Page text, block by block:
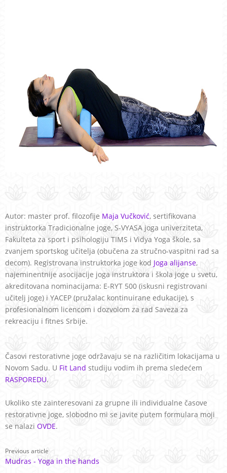
Autor: master prof. filozofije Maja Vučković, sertifikovana
instruktorka Tradicionalne joge, S-VYASA joga univerziteta,
Fakulteta za sport i psihologiju TIMS i Vidya Yoga škole, sa
zvanjem sportskog učitelja (obučena za stručno-vaspitni rad sa
decom). Registrovana instruktorka joge kod Joga alijanse,
najeminentnije asocijacije joga instruktora i škola joge u svetu,
akreditovana nominacijama: E-RYT 500 (iskusni registrovani
učitelj joge) i YACEP (pružalac kontinuirane edukacije), s
profesionalnom licencom i dozvolom za rad Saveza za
rekreaciju i fitnes Srbije.
Časovi restorativne joge održavaju se na različitim lokacijama u
Novom Sadu. U Fit Land studiju vodim ih prema sledećem
RASPOREDU.
Ukoliko ste zainteresovani za grupne ili individualne časove
restorativne joge, slobodno mi se javite putem formulara moji
se nalazi OVDE.
Previous article
Mudras - Yoga in the hands